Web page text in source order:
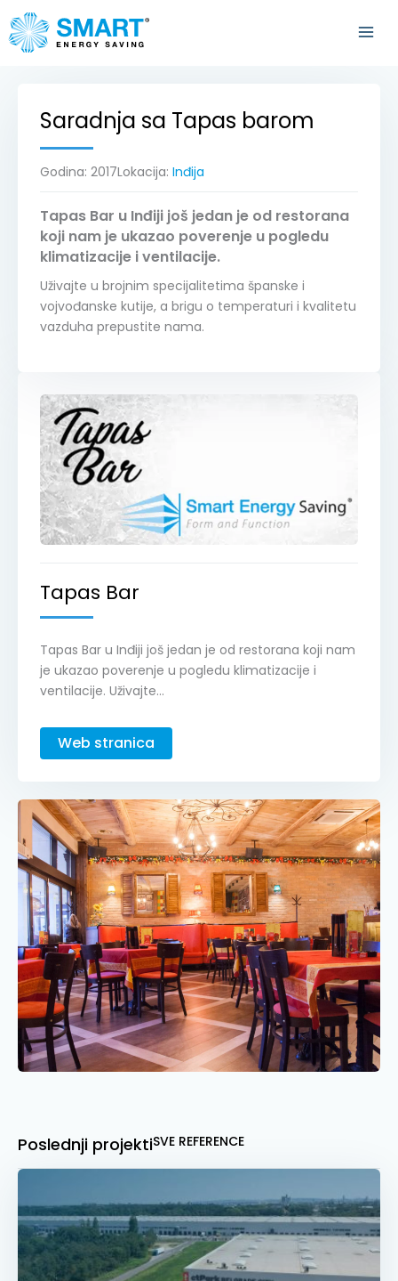
Pređi
na
sadržaj
Tapas Bar
Tapas Bar u Inđiji još jedan je od restorana koji nam
je ukazao poverenje u pogledu klimatizacije i
ventilacije. Uživajte...
Web stranica
Saradnja sa Tapas barom
Godina: 2017Lokacija: Inđija
Tapas Bar u Inđiji još jedan je od restorana
koji nam je ukazao poverenje u pogledu
klimatizacije i ventilacije.
Uživajte u brojnim specijalitetima španske i
vojvođanske kutije, a brigu o temperaturi i kvalitetu
vazduha prepustite nama.
Poslednji projektiSVE REFERENCE